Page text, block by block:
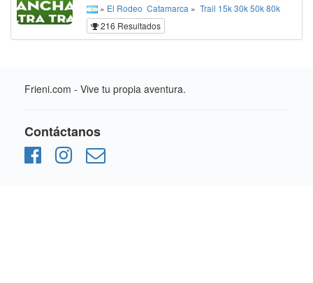
» El Rodeo Catamarca » Trail 15k30k50k80k
216 Resultados
Frieni.com - Vive tu propia aventura.
Contáctanos